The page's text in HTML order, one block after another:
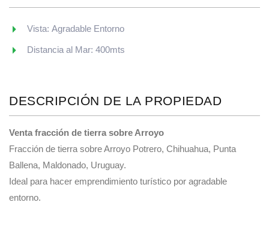
Vista: Agradable Entorno
Distancia al Mar: 400mts
DESCRIPCIÓN DE LA PROPIEDAD
Venta fracción de tierra sobre Arroyo
Fracción de tierra sobre Arroyo Potrero, Chihuahua, Punta
Ballena, Maldonado, Uruguay.
Ideal para hacer emprendimiento turístico por agradable
entorno.